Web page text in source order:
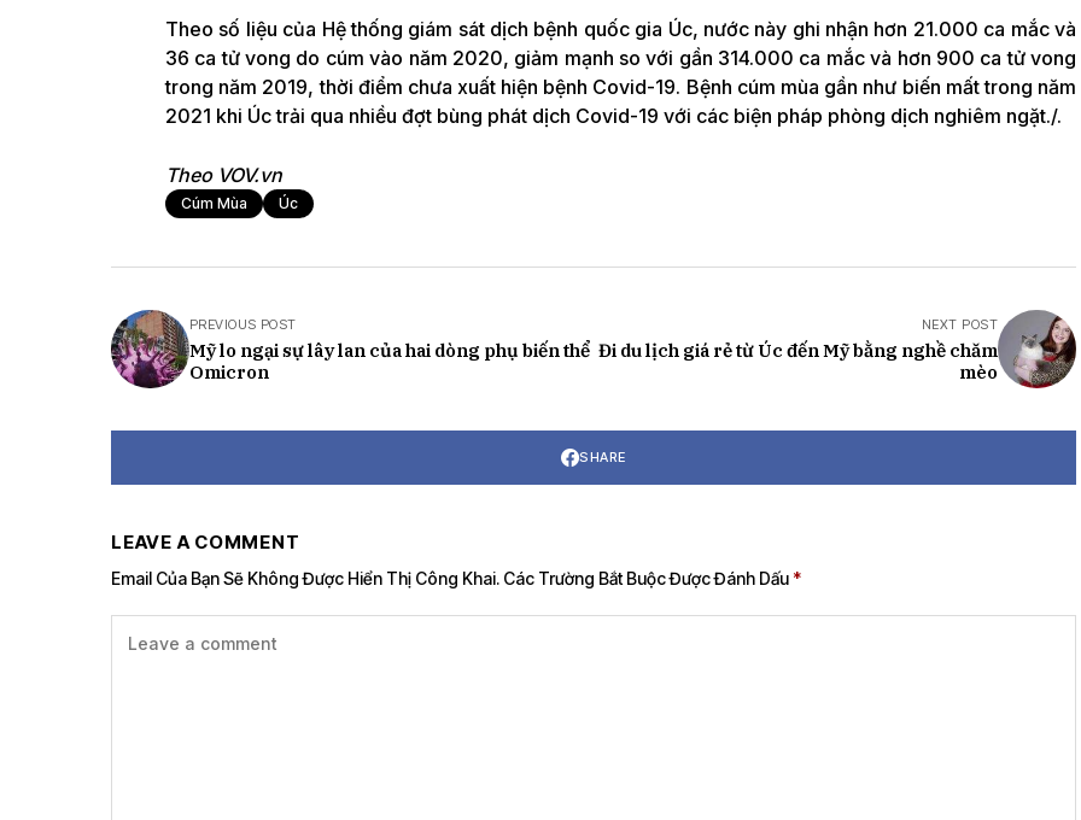
Theo số liệu của Hệ thống giám sát dịch bệnh quốc gia Úc, nước này ghi nhận hơn 21.000 ca mắc và
36 ca tử vong do cúm vào năm 2020, giảm mạnh so với gần 314.000 ca mắc và hơn 900 ca tử vong
trong năm 2019, thời điểm chưa xuất hiện bệnh Covid-19. Bệnh cúm mùa gần như biến mất trong năm
2021 khi Úc trải qua nhiều đợt bùng phát dịch Covid-19 với các biện pháp phòng dịch nghiêm ngặt./.
Theo VOV.vn
Cúm Mùa Úc
PREVIOUS POST
Mỹ lo ngại sự lây lan của hai dòng phụ biến thể
Omicron
NEXT POST
Đi du lịch giá rẻ từ Úc đến Mỹ bằng nghề chăm
mèo
SHARE
LEAVE A COMMENT
Email Của Bạn Sẽ Không Được Hiển Thị Công Khai. Các Trường Bắt Buộc Được Đánh Dấu *